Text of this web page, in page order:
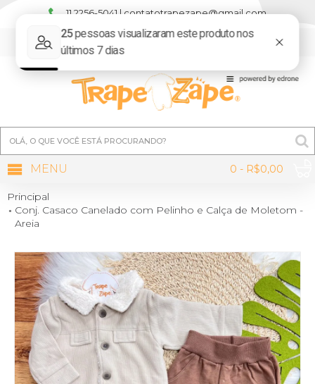
11 2256-5041 | contatotrapezape@gmail.com
0 - R$0,00
MENU
Principal
Conj. Casaco Canelado com Pelinho e Calça de Moletom -
Areia